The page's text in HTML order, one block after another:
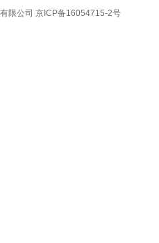
限公司 京ICP备16054715-2号